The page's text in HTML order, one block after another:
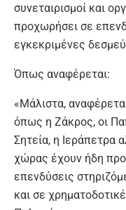
συνεταιρισμοί και
προχωρήσει σε
εγκεκριμένες
Όπως αναφέρεται:
«Μάλιστα,
όπως η Ζάκρος, οι
Σητεία, η Ιεράπετρα
χώρας έχουν ήδη
επενδύσεις
και σε